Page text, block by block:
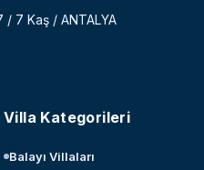
/ 7 Kaş / ANTALYA
Villa Kategorileri
Balayı Villaları